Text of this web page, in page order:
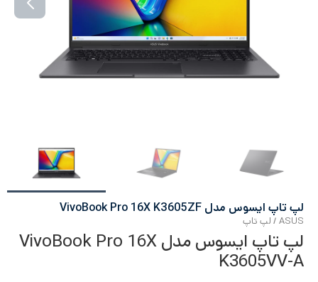
لپ تاپ ایسوس مدل VivoBook Pro 16X K3605ZF
ASUS
/ لپ تاپ
لپ تاپ ایسوس مدل VivoBook Pro 16X
K3605VV-A